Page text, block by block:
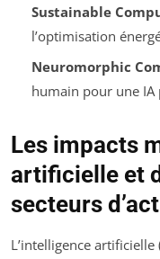
Sustainable
l’optimisation
Neuromorphic
humain pour une
Les impacts
artificielle et
secteurs
L’intelligence